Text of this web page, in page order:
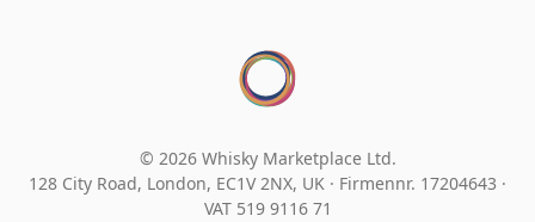
© 2026 Whisky Marketplace Ltd.
128 City Road, London, EC1V 2NX, UK · Firmennr. 17204643 ·
VAT 519 9116 71